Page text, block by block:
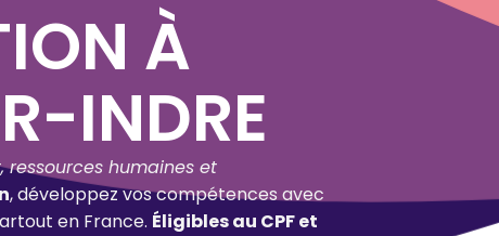
À
INDRE
humaines et
, développez vos compétences avec
en France. Éligibles au CPF et